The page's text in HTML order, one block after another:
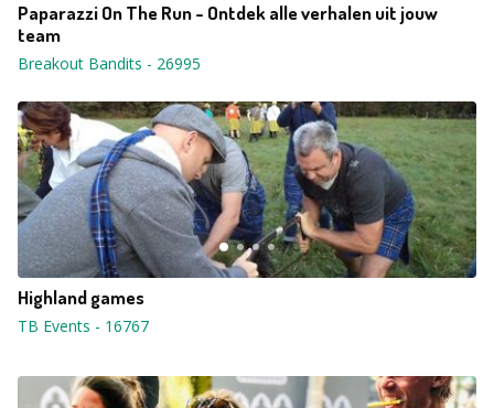
Paparazzi On The Run - Ontdek alle verhalen uit jouw
team
Breakout Bandits - 26995
Highland games
TB Events - 16767